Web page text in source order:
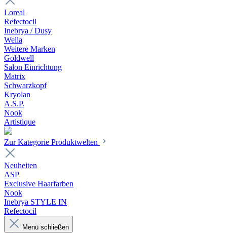
Loreal
Refectocil
Inebrya / Dusy
Wella
Weitere Marken
Goldwell
Salon Einrichtung
Matrix
Schwarzkopf
Kryolan
A.S.P.
Nook
Artistique
Zur Kategorie Produktwelten
Neuheiten
ASP
Exclusive Haarfarben
Nook
Inebrya STYLE IN
Refectocil
Menü schließen